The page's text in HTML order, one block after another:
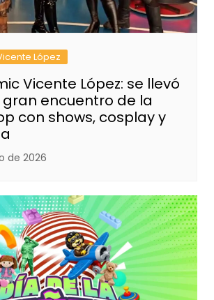
López
Vicente López: se llevó
encuentro de la
con shows, cosplay y
de 2026